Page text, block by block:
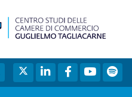
principale
Twitter LinkedIn FacebookYouTube